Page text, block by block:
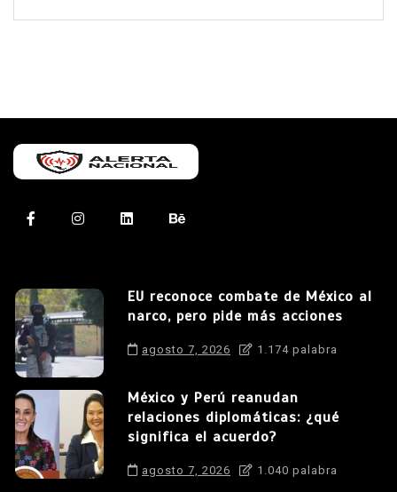
EU reconoce combate de México al
narco, pero pide más acciones
agosto 7, 2026 1.174 palabra
México y Perú reanudan
relaciones diplomáticas: ¿qué
significa el acuerdo?
agosto 7, 2026 1.040 palabra